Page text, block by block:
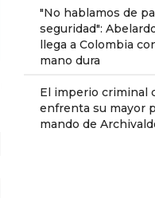
"No hablamos de
seguridad":
llega a Colombia
mano dura
El imperio criminal
enfrenta su mayor
mando de